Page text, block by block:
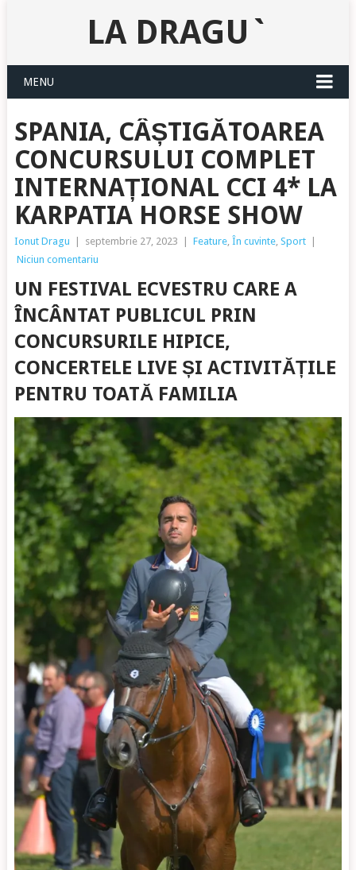
LA DRAGU`
MENU
SPANIA, CÂȘTIGĂTOAREA
CONCURSULUI COMPLET
INTERNAȚIONAL CCI 4* LA
KARPATIA HORSE SHOW
Ionut Dragu septembrie 27, 2023 Feature, În cuvinte, Sport
Niciun comentariu
UN FESTIVAL ECVESTRU CARE A
ÎNCÂNTAT PUBLICUL PRIN
CONCURSURILE HIPICE,
CONCERTELE LIVE ȘI ACTIVITĂȚILE
PENTRU TOATĂ FAMILIA